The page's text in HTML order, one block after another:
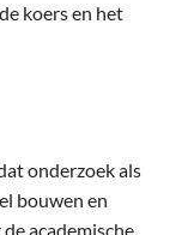
koers en het
onderzoek als
bouwen en
academische